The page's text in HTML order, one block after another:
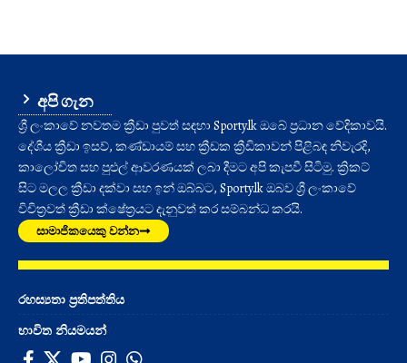
අපි ගැන
ශ්‍රී ලංකාවේ නවතම ක්‍රීඩා පුවත් සඳහා Sporty.lk ඔබේ ප්‍රධාන වේදිකාවයි.
දේශීය ක්‍රීඩා ඉසව්, කණ්ඩායම් සහ ක්‍රීඩක ක්‍රීඩිකාවන් පිළිබඳ නිවැරදි,
කාලෝචිත සහ පුළුල් ආවරණයක් ලබා දීමට අපි කැපවී සිටිමු. ක්‍රිකට්
සිට මලල ක්‍රීඩා දක්වා සහ ඉන් ඔබ්බට, Sporty.lk ඔබව ශ්‍රී ලංකාවේ
විචිත්‍රවත් ක්‍රීඩා ක්ෂේත්‍රයට දැනුවත් කර සම්බන්ධ කරයි.
සාමාජිකයෙකු වන්න
රහස්‍යතා ප්‍රතිපත්තිය
භාවිත නියමයන්